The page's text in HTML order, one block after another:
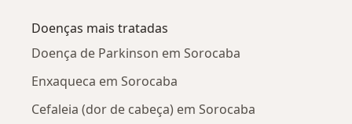
Doenças mais tratadas
Doença de Parkinson em Sorocaba
Enxaqueca em Sorocaba
Cefaleia (dor de cabeça) em Sorocaba